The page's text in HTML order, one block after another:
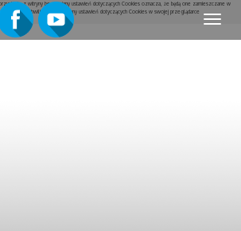
z witryny bez zmiany ustawień dotyczących Cookies oznacza, że będą one zamieszczane w
dowolnej chwili dokonać zmiany ustawień dotyczących Cookies w swojej przeglądarce
Menu